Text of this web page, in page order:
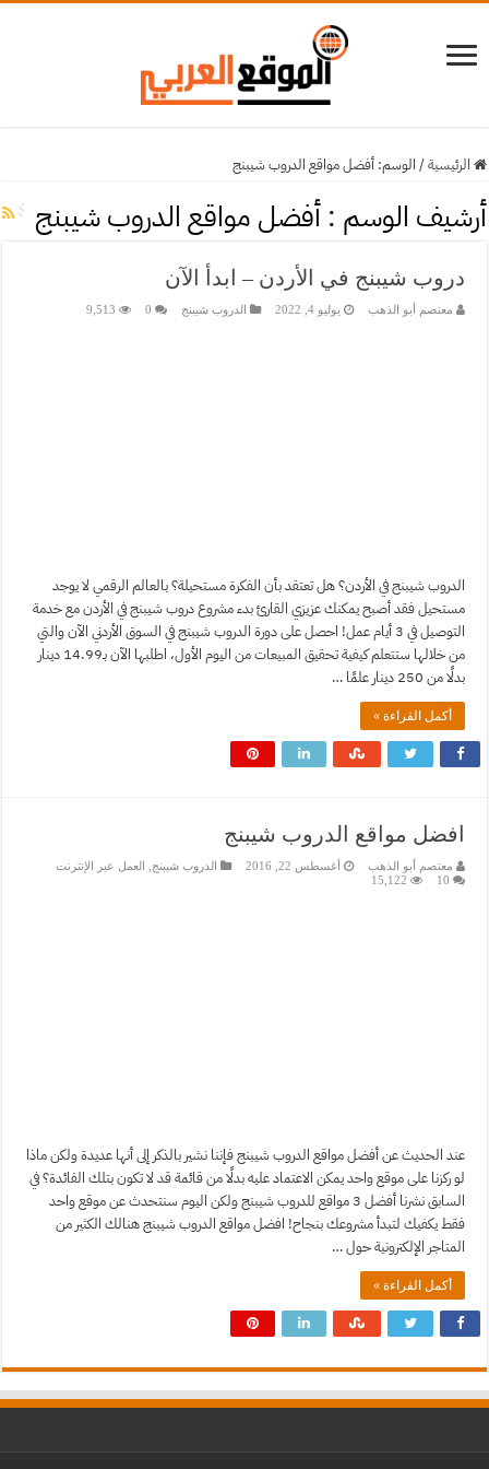
الرئيسية/ الوسم: أفضل مواقع الدروب شيبنج
أرشيف الوسم : أفضل مواقع الدروب شيبنج
دروب شيبنج في الأردن – ابدأ الآن
معتصم أبو الذهب يوليو 4, 2022 الدروب شيبنج 0
9,513
الدروب شيبنج في الأردن؟ هل تعتقد بأن الفكرة مستحيلة؟ بالعالم الرقمي لا يوجد
مستحيل فقد أصبح يمكنك عزيزي القارئ بدء مشروع دروب شيبنج في الأردن مع خدمة
التوصيل في 3 أيام عمل! احصل على دورة الدروب شيبنج في السوق الأردني الآن والتي
من خلالها ستتعلم كيفية تحقيق المبيعات من اليوم الأول، اطلبها الآن بـ14.99 دينار
بدلًا من 250 دينار علمًا …
أكمل القراءة »
افضل مواقع الدروب شيبنج
معتصم أبو الذهب أغسطس 22, 2016 الدروب شيبنج
العمل عبر الإنترنت
10
15,122
عند الحديث عن أفضل مواقع الدروب شيبنج فإننا نشير بالذكر إلى أنها عديدة ولكن ماذا
لو ركزنا على موقع واحد يمكن الاعتماد عليه بدلًا من قائمة قد لا تكون بتلك الفائدة؟ في
السابق نشرنا أفضل 3 مواقع للدروب شيبنج ولكن اليوم سنتحدث عن موقع واحد
فقط يكفيك لتبدأ مشروعك بنجاح! افضل مواقع الدروب شيبنج هنالك الكثير من
المتاجر الإلكترونية حول …
أكمل القراءة »